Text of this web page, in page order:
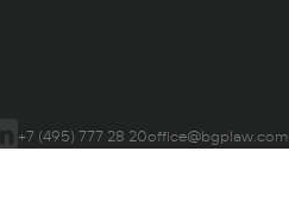
+7 (495) 777 28 20office@bgplaw.com